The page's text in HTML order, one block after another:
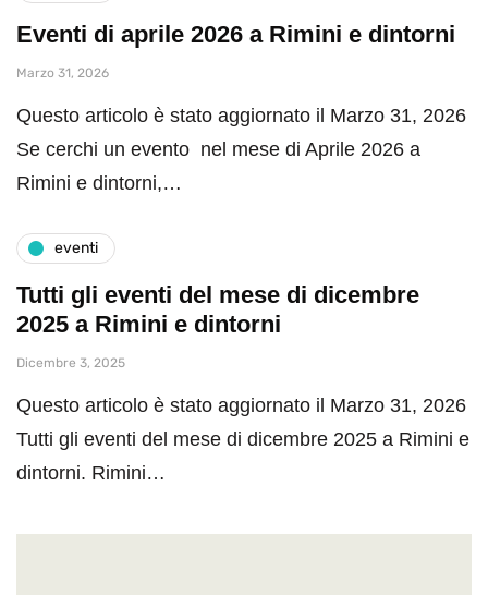
Eventi di aprile 2026 a Rimini e dintorni
Marzo 31, 2026
Questo articolo è stato aggiornato il Marzo 31, 2026
Se cerchi un evento nel mese di Aprile 2026 a
Rimini e dintorni,…
eventi
Tutti gli eventi del mese di dicembre
2025 a Rimini e dintorni
Dicembre 3, 2025
Questo articolo è stato aggiornato il Marzo 31, 2026
Tutti gli eventi del mese di dicembre 2025 a Rimini e
dintorni. Rimini…